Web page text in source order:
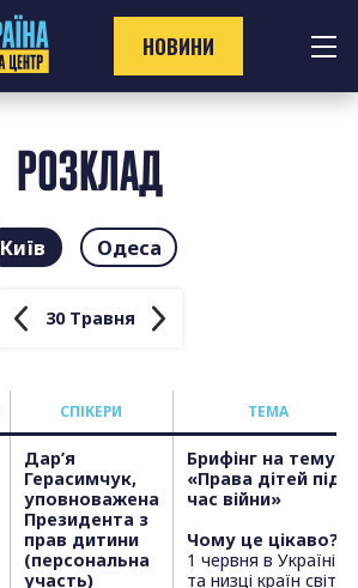
НОВИНИ
РОЗКЛАД
Київ Одеса
30 Травня
СПІКЕРИ ТЕМА
Дар’я
Герасимчук,
уповноважена
Президента з
прав дитини
(персональна
участь)
Брифінг на тему:
«Права дітей під
час війни»
Чому це цікаво?
1 червня в Україні
та низці країн світу